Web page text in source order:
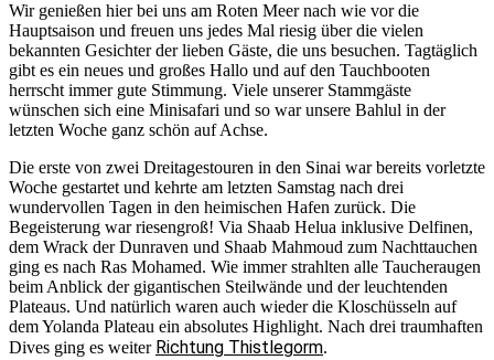
Wir genießen hier bei uns am Roten Meer nach wie vor die
Hauptsaison und freuen uns jedes Mal riesig über die vielen
bekannten Gesichter der lieben Gäste, die uns besuchen. Tagtäglich
gibt es ein neues und großes Hallo und auf den Tauchbooten
herrscht immer gute Stimmung. Viele unserer Stammgäste
wünschen sich eine Minisafari und so war unsere Bahlul in der
letzten Woche ganz schön auf Achse.
Die erste von zwei Dreitagestouren in den Sinai war bereits vorletzte
Woche gestartet und kehrte am letzten Samstag nach drei
wundervollen Tagen in den heimischen Hafen zurück. Die
Begeisterung war riesengroß! Via Shaab Helua inklusive Delfinen,
dem Wrack der Dunraven und Shaab Mahmoud zum Nachttauchen
ging es nach Ras Mohamed. Wie immer strahlten alle Taucheraugen
beim Anblick der gigantischen Steilwände und der leuchtenden
Plateaus. Und natürlich waren auch wieder die Kloschüsseln auf
dem Yolanda Plateau ein absolutes Highlight. Nach drei traumhaften
Dives ging es weiter Richtung Thistlegorm.